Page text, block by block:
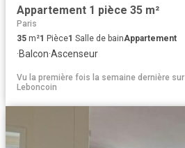
Appartement 1 pièce 35 m²
Paris
35 m²1 Pièce1 Salle de bainAppartement
·Balcon·Ascenseur
Vu la première fois la semaine dernière sur
Leboncoin